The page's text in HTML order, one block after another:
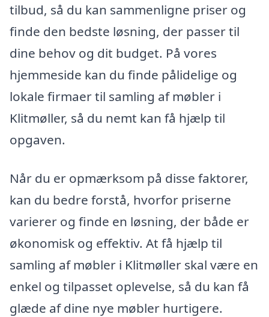
tilbud, så du kan sammenligne priser og
finde den bedste løsning, der passer til
dine behov og dit budget. På vores
hjemmeside kan du finde pålidelige og
lokale firmaer til samling af møbler i
Klitmøller, så du nemt kan få hjælp til
opgaven.
Når du er opmærksom på disse faktorer,
kan du bedre forstå, hvorfor priserne
varierer og finde en løsning, der både er
økonomisk og effektiv. At få hjælp til
samling af møbler i Klitmøller skal være en
enkel og tilpasset oplevelse, så du kan få
glæde af dine nye møbler hurtigere.